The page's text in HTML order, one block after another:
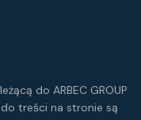
do ARBEC GROUP
do treści na stronie są